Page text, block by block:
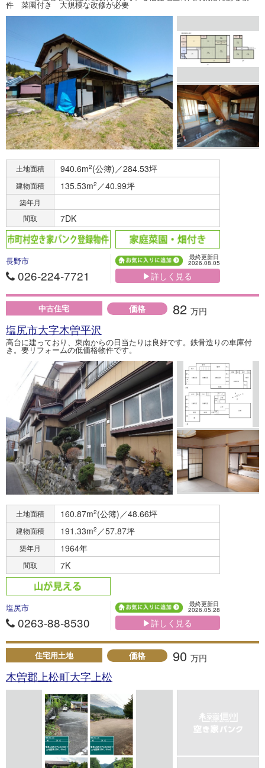
件 菜園付き 大規模な改修が必要
土地面積 940.6m2(公簿)／284.53坪
建物面積 135.53m2 ／40.99坪
築年月
間取
7DK
長野市
026-224-7721
最終更新日
2026.08.05
▶詳しく見る
中古住宅 価格 82 万円
塩尻市大字木曽平沢
高台に建っており、東南からの日当たりは良好です。鉄骨造りの車庫付
き。要リフォームの低価格物件です。
土地面積 160.87m2(公簿)／48.66坪
建物面積 191.33m2 ／57.87坪
築年月 1964年
間取 7K
塩尻市
0263-88-8530
最終更新日
2026.05.28
▶詳しく見る
住宅用土地 価格 90 万円
木曽郡上松町大字上松